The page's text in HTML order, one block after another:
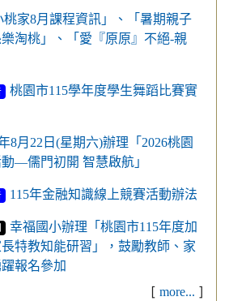
桃家8月課程資訊」、「暑期親子
淘桃」、「愛『原原』不絕-親
桃園市115學年度學生舞蹈比賽實
8月22日(星期六)辦理「2026桃園
—儒門初開 智慧啟航」
115年金融知識線上競賽活動辦法
幸福國小辦理「桃園市115年度加
特教知能研習」，鼓勵教師、家
報名參加
[ more... ]